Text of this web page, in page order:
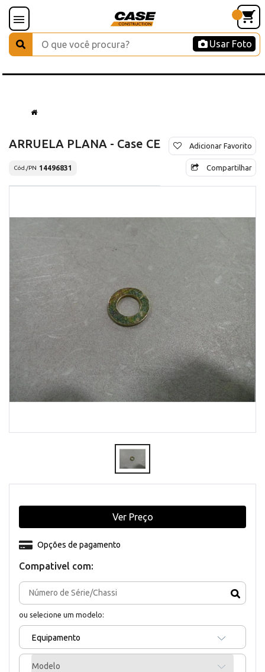
Usar Foto
ARRUELA PLANA - Case CE
Cód./PN 14496831
Adicionar Favorito
Compartilhar
Compativel com:
ou selecione um modelo:
Equipamento
Modelo
Opções de pagamento
Ver Preço